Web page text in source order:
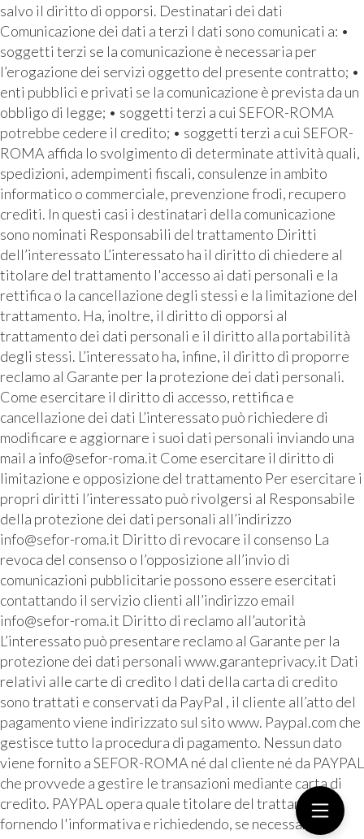
salvo il diritto di opporsi. Destinatari dei dati
Comunicazione dei dati a terzi I dati sono comunicati a: •
soggetti terzi se la comunicazione è necessaria per
l’erogazione dei servizi oggetto del presente contratto; •
enti pubblici e privati se la comunicazione è prevista da un
obbligo di legge; • soggetti terzi a cui SEFOR-ROMA
potrebbe cedere il credito; • soggetti terzi a cui SEFOR-
ROMA affida lo svolgimento di determinate attività quali,
spedizioni, adempimenti fiscali, consulenze in ambito
informatico o commerciale, prevenzione frodi, recupero
crediti. In questi casi i destinatari della comunicazione
sono nominati Responsabili del trattamento Diritti
dell’interessato L’interessato ha il diritto di chiedere al
titolare del trattamento l'accesso ai dati personali e la
rettifica o la cancellazione degli stessi e la limitazione del
trattamento. Ha, inoltre, il diritto di opporsi al
trattamento dei dati personali e il diritto alla portabilità
degli stessi. L’interessato ha, infine, il diritto di proporre
reclamo al Garante per la protezione dei dati personali.
Come esercitare il diritto di accesso, rettifica e
cancellazione dei dati L’interessato può richiedere di
modificare e aggiornare i suoi dati personali inviando una
mail a info@sefor-roma.it Come esercitare il diritto di
limitazione e opposizione del trattamento Per esercitare i
propri diritti l’interessato può rivolgersi al Responsabile
della protezione dei dati personali all’indirizzo
info@sefor-roma.it Diritto di revocare il consenso La
revoca del consenso o l’opposizione all’invio di
comunicazioni pubblicitarie possono essere esercitati
contattando il servizio clienti all’indirizzo email
info@sefor-roma.it Diritto di reclamo all’autorità
L’interessato può presentare reclamo al Garante per la
protezione dei dati personali www.garanteprivacy.it Dati
relativi alle carte di credito I dati della carta di credito
sono trattati e conservati da PayPal , il cliente all’atto del
pagamento viene indirizzato sul sito www. Paypal.com che
gestisce tutto la procedura di pagamento. Nessun dato
viene fornito a SEFOR-ROMA né dal cliente né da PAYPAL
che provvede a gestire le transazioni mediante carta di
credito. PAYPAL opera quale titolare del trattamento
fornendo l'informativa e richiedendo, se necessario, il